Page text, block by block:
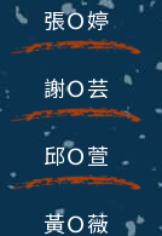
張Ｏ婷
謝Ｏ芸
邱Ｏ萱
黃Ｏ薇